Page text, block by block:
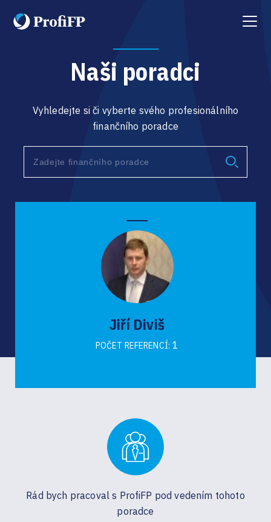
Menu
Naši poradci
Vyhledejte si či vyberte svého profesionálního
finančního poradce
Jiří Diviš
POČET REFERENCÍ: 1
Rád bych pracoval s ProfiFP pod vedením tohoto
poradce